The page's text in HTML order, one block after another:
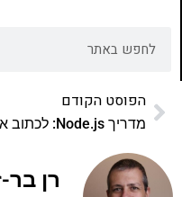
הפוסט הקודם
רן בר-